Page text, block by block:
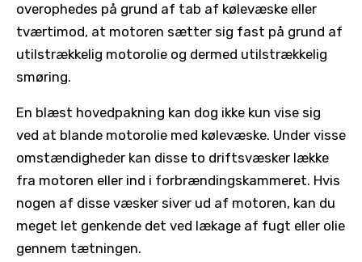
overophedes på grund af tab af kølevæske eller
tværtimod, at motoren sætter sig fast på grund af
utilstrækkelig motorolie og dermed utilstrækkelig
smøring.
En blæst hovedpakning kan dog ikke kun vise sig
ved at blande motorolie med kølevæske. Under visse
omstændigheder kan disse to driftsvæsker lække
fra motoren eller ind i forbrændingskammeret. Hvis
nogen af disse væsker siver ud af motoren, kan du
meget let genkende det ved lækage af fugt eller olie
gennem tætningen.